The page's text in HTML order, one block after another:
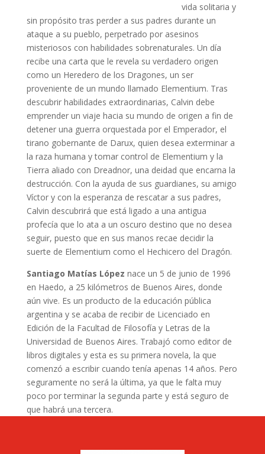
vida solitaria y
sin propósito tras perder a sus padres durante un
ataque a su pueblo, perpetrado por asesinos
misteriosos con habilidades sobrenaturales. Un día
recibe una carta que le revela su verdadero origen
como un Heredero de los Dragones, un ser
proveniente de un mundo llamado Elementium. Tras
descubrir habilidades extraordinarias, Calvin debe
emprender un viaje hacia su mundo de origen a fin de
detener una guerra orquestada por el Emperador, el
tirano gobernante de Darux, quien desea exterminar a
la raza humana y tomar control de Elementium y la
Tierra aliado con Dreadnor, una deidad que encarna la
destrucción. Con la ayuda de sus guardianes, su amigo
Víctor y con la esperanza de rescatar a sus padres,
Calvin descubrirá que está ligado a una antigua
profecía que lo ata a un oscuro destino que no desea
seguir, puesto que en sus manos recae decidir la
suerte de Elementium como el Hechicero del Dragón.
Santiago Matías López nace un 5 de junio de 1996
en Haedo, a 25 kilómetros de Buenos Aires, donde
aún vive. Es un producto de la educación pública
argentina y se acaba de recibir de Licenciado en
Edición de la Facultad de Filosofía y Letras de la
Universidad de Buenos Aires. Trabajó como editor de
libros digitales y esta es su primera novela, la que
comenzó a escribir cuando tenía apenas 14 años. Pero
seguramente no será la última, ya que le falta muy
poco por terminar la segunda parte y está seguro de
que habrá una tercera.